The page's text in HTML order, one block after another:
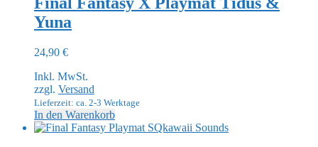
Yuna
24,90 €
Inkl. MwSt.
zzgl. Versand
Lieferzeit: ca. 2-3 Werktage
In den Warenkorb